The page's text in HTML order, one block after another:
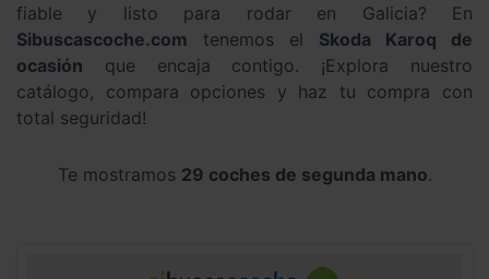
fiable y listo para rodar en Galicia? En
Sibuscascoche.com tenemos el Skoda Karoq de
ocasión que encaja contigo. ¡Explora nuestro
catálogo, compara opciones y haz tu compra con
total seguridad!
Te mostramos 29 coches de segunda mano.